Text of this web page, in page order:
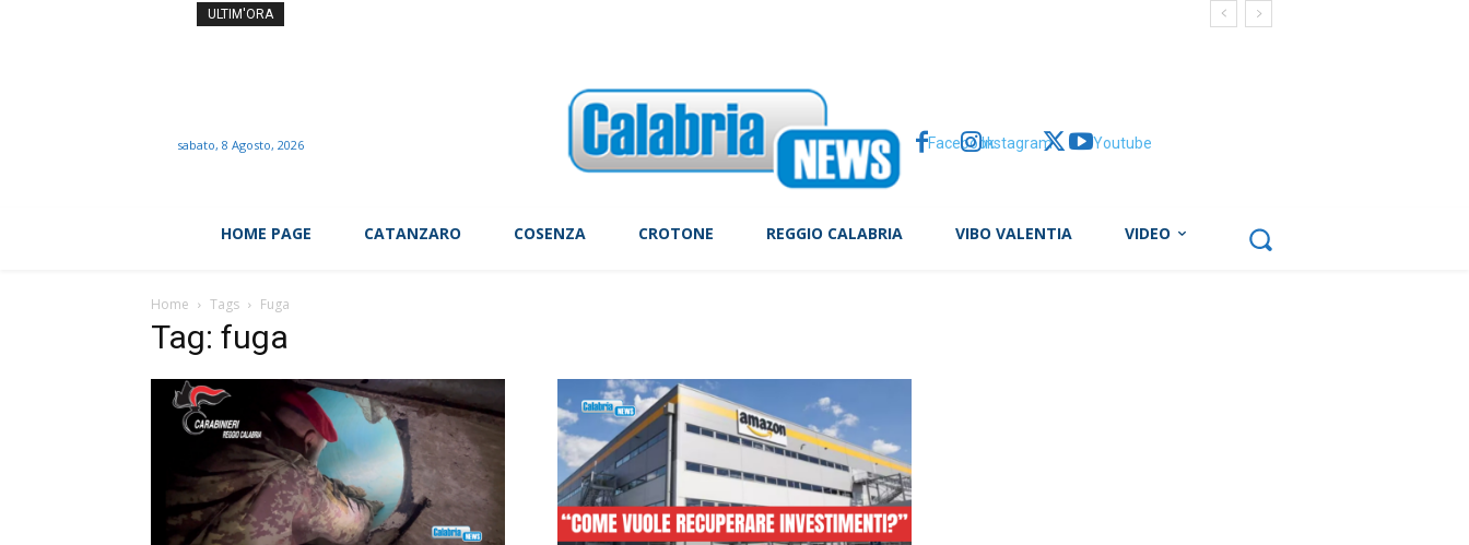
ULTIM'ORA
sabato, 8 Agosto, 2026 FacebookInstagram X Youtube
HOME PAGE CATANZARO COSENZA CROTONE REGGIO CALABRIA VIBO VALENTIA VIDEO
Home Tags Fuga
Tag: fuga